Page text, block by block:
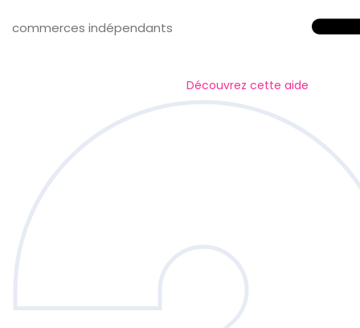
commerces indépendants
Découvrez cette aide